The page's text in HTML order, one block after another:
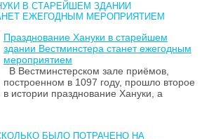
В СТАРЕЙШЕМ ЗДАНИИ
ЕЖЕГОДНЫМ МЕРОПРИЯТИЕМ
Празднование Хануки в старейшем
здании Вестминстера станет ежегодным
мероприятием
В Вестминстерском зале приёмов,
построенном в 1097 году, прошло второе
в истории празднование Хануки, а
БЫЛО ПОТРАЧЕНО НА